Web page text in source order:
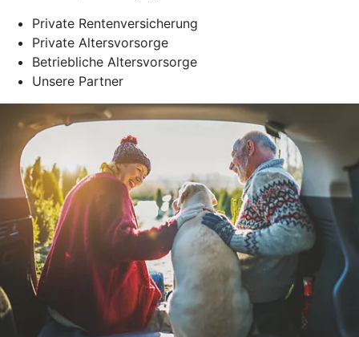
Private Rentenversicherung
Private Altersvorsorge
Betriebliche Altersvorsorge
Unsere Partner